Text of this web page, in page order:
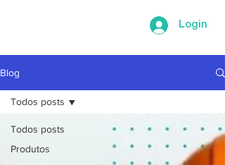
Login
Blog
Todos posts
Produtos
Todos posts